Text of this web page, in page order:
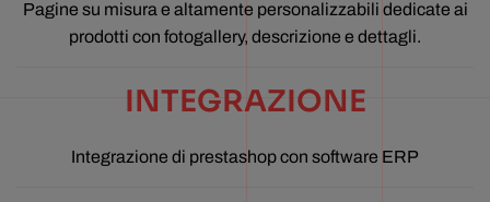
Pagine su misura e altamente personalizzabili dedicate ai
prodotti con fotogallery, descrizione e dettagli.
INTEGRAZIONE
Integrazione di prestashop con software ERP